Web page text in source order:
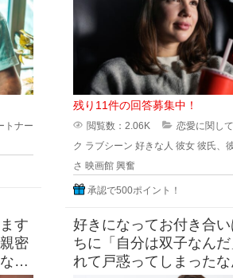
トナー
残り11件の回答募集中！
閲覧数：2.06K 恋愛に関し
ク ラブシーン 好きな人 彼女 彼氏、
さ 映画館 興奮
承認で500ポイント！
す
密
う
好きになってお付き合
ちに「自分は双子なん
れて戸惑ってしまった